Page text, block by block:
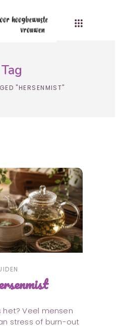
"HERSENMIST"
het? Veel mensen
stress of burn-out